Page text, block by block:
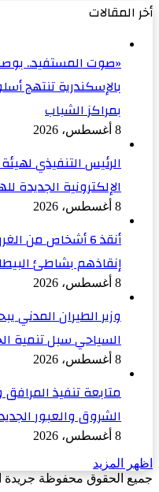
أخر المقالات
«صوت المستفيد..
بالإسكندرية تنتهج
بمراكز الشباب
8 أغسطس، 2026
الرئيس التنفيذي
الإلكترونية الجديدة
8 أغسطس، 2026
أنقذ 6 أشخاص من
إنقاذهم بشاطئ
8 أغسطس، 2026
وزير الطيران
السياحي سبل تنمية
8 أغسطس، 2026
متابعة تنفيذ
الشروق والعبور
8 أغسطس، 2026
اظهر المزيد
جميع الحقوق محفوظة جريدة